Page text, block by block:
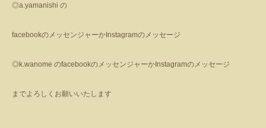
◎a.yamanishi の
facebookのメッセンジャーかInstagramのメッセージ
◎k.wanome のfacebookのメッセンジャーかInstagramのメッセージ
までよろしくお願いいたします